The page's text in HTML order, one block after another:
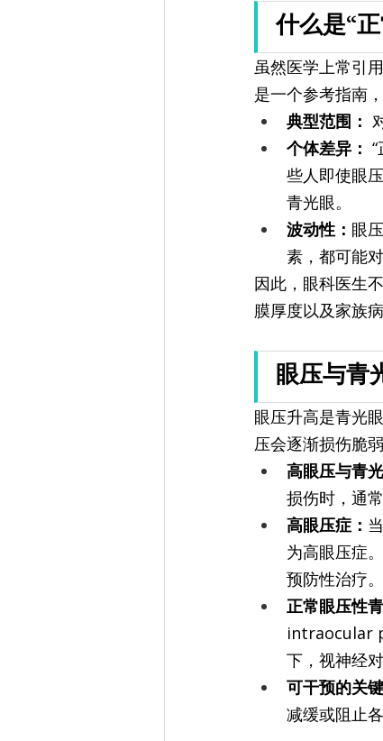
什么是“
虽然医学上常引
是一个参考指南
典型范围：
个体差异：
些人即使眼
青光眼。
波动性： 眼
素，都可能
因此，眼科医生
膜厚度以及家族
眼压与青
眼压升高是青光
压会逐渐损伤脆
高眼压与青
损伤时，通
高眼压症：
为高眼压症
预防性治疗。
正常眼压性
intraocular
下，视神经
可干预的关
减缓或阻止